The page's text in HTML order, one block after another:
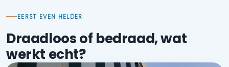
EERST EVEN HELDER
Draadloos of bedraad, wat
werkt echt?